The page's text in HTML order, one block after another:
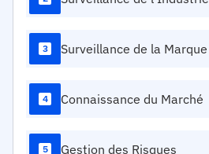
3 Surveillance de la Marque
4 Connaissance du Marché
5 Gestion des Risques